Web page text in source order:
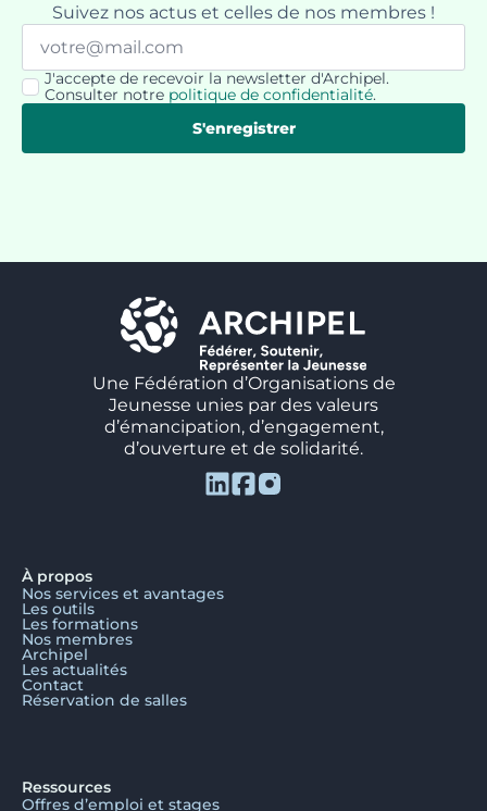
Suivez nos actus et celles de nos membres !
Email
RGPD
*
J'accepte de recevoir la newsletter d'Archipel.
Consulter notre politique de confidentialité.
S'enregistrer
Une Fédération d’Organisations de
Jeunesse unies par des valeurs
d’émancipation, d’engagement,
d’ouverture et de solidarité.
À propos
Nos services et avantages
Les outils
Les formations
Nos membres
Archipel
Les actualités
Contact
Réservation de salles
Ressources
Offres d’emploi et stages